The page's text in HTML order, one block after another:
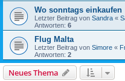
Wo sonntags einkaufen
Letzter Beitrag von Sandra «
Antworten: 6
Flug Malta
Letzter Beitrag von Simore «
Antworten: 2
Neues Thema